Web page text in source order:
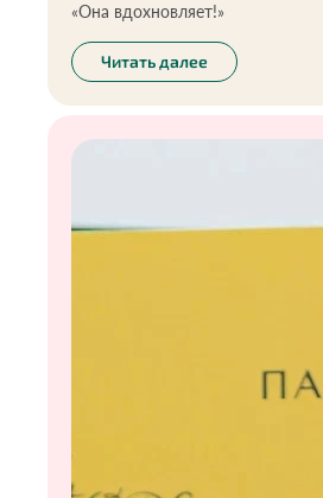
«Она вдохновляет!»
Читать далее